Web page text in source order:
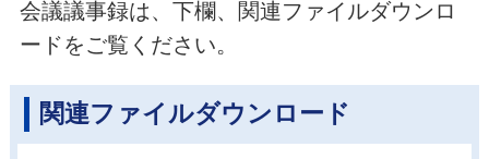
会議議事録は、下欄、関連ファイルダウンロ
ードをご覧ください。
関連ファイルダウンロード